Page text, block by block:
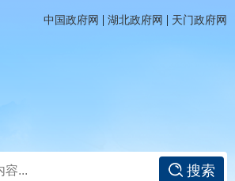
中国政府网 | 湖北政府网 | 天门政府网
搜索